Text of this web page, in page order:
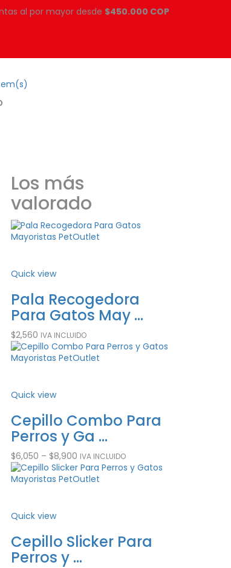
al por mayor desde $450.000 COP
Los más
valorado
Quick view
Pala Recogedora
Para Gatos May ...
$2,560 IVA INCLUIDO
Quick view
Cepillo Combo Para
Perros y Ga ...
$6,050 – $8,900 IVA INCLUIDO
Quick view
Cepillo Slicker Para
Perros y ...